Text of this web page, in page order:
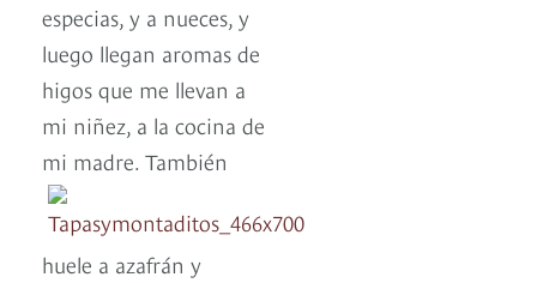
especias, y a nueces, y
luego llegan aromas de
higos que me llevan a
mi niñez, a la cocina de
mi madre. También
huele a azafrán y